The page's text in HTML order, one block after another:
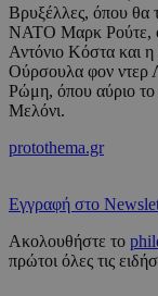
Βρυξέλλες, όπου θα
ΝΑΤΟ Μαρκ Ρούτε,
Αντόνιο Κόστα και
Ούρσουλα φον ντερ
Ρώμη, όπου αύριο το
Μελόνι.
protothema.gr
Εγγραφή στο
Ακολουθήστε το
πρώτοι όλες τις